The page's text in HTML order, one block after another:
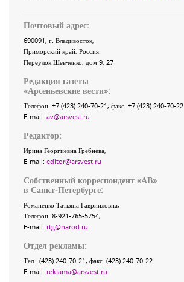
Почтовый адрес:
690091, г. Владивосток,
Приморский край, Россия
Переулок Шевченко, дом 9, 27
Редакция газеты
«Арсеньевские вести»:
Телефон: +7 (423) 240-70-21, факс: +7 (423) 240-70-22
E-mail: av@arsvest.ru
Редактор:
Ирина Георгиевна Гребнёва,
E-mail: editor@arsvest.ru
Собственный корреспондент «АВ»
в Санкт-Петербурге:
Романенко Татьяна Гаврииловна,
Телефон: 8-921-765-5754,
E-mail: rtg@narod.ru
Отдел рекламы:
Тел.: (423) 240-70-21, факс: (423) 240-70-22
E-mail: reklama@arsvest.ru